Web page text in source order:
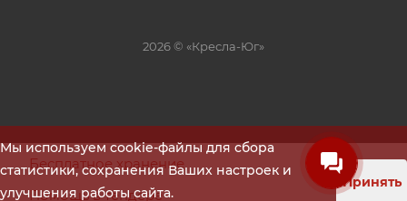
2026 © «Кресла-Юг»
Бесплатное хранение
Помощь в тендере
Мы используем cookie-файлы для сбора
статистики, сохранения Ваших настроек и
улучшения работы сайта.
Принять